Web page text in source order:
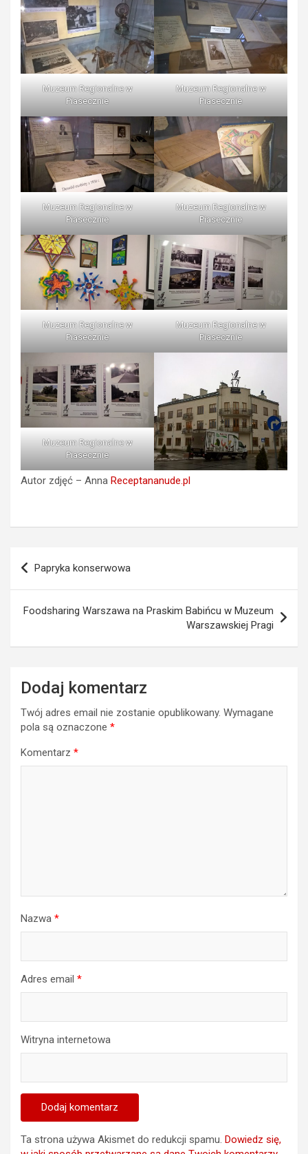
Muzeum Regionalne w
Piasecznie
Muzeum Regionalne w
Piasecznie
Muzeum Regionalne w
Piasecznie
Muzeum Regionalne w
Piasecznie
Muzeum Regionalne w
Piasecznie
Muzeum Regionalne w
Piasecznie
Muzeum Regionalne w
Piasecznie
Autor zdjęć – Anna Receptananude.pl
Nawigacja
wpisu
Papryka konserwowa
Foodsharing Warszawa na Praskim Babińcu w Muzeum
Warszawskiej Pragi
Dodaj komentarz
Twój adres email nie zostanie opublikowany. Wymagane
pola są oznaczone *
Komentarz *
Nazwa *
Adres email *
Witryna internetowa
Ta strona używa Akismet do redukcji spamu. Dowiedz się,